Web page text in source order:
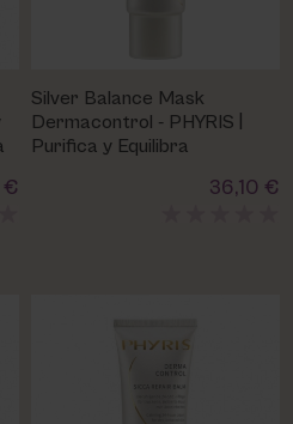
€
Silver Balance Mask
Dermacontrol - PHYRIS |
Purifica y Equilibra
36,10 €